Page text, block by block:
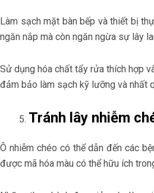
Làm sạch mặt bàn bếp và thiết bị
ngăn nắp mà còn ngăn ngừa sự lây
Sử dụng hóa chất tẩy rửa thích hợp
đảm bảo làm sạch kỹ lưỡng và nhất
Tránh lây nhiễm
Ô nhiễm chéo có thể dẫn đến các
được mã hóa màu có thể hữu ích